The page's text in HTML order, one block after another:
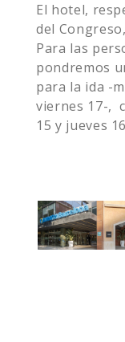
El hotel,
del
Para las
pondremos
para la ida -
viernes 17-,
15 y jueves